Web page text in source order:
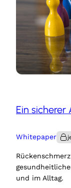
Ein
Whitepaper
und im Alltag.